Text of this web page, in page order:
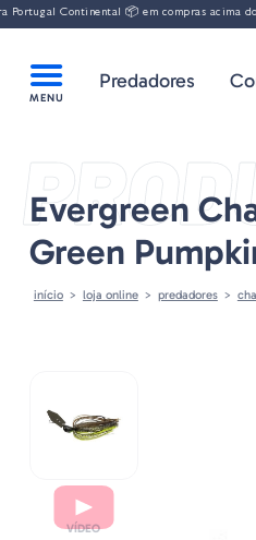
Continental 📦 em compras acima dos 65€
Predadores
Evergreen
Green
início loja online predadores